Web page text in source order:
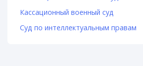
Кассационный военный суд
Суд по интеллектуальным правам